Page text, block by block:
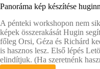
Panoráma kép készítése
A pénteki workshopon nem
képek összerakását Hugin
főleg Orsi, Géza és Richárd
is hasznos lesz. Első lépés
elindítjuk. (Ha szeretnénk